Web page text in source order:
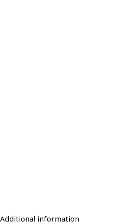
Additional information